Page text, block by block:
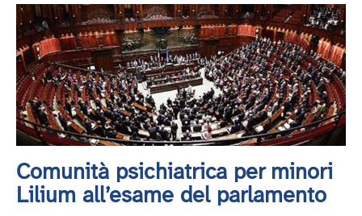
Comunità psichiatrica per minori
Lilium all’esame del parlamento